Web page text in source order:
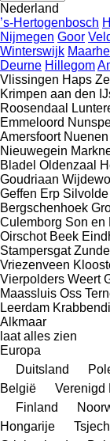
Nederland
’s-Hertogenbosch
Nijmegen Goor
Winterswijk
Deurne Hillegom
Vlissingen Haps
Krimpen aan den
Roosendaal
Emmeloord
Amersfoort Nuenen
Nieuwegein
Bladel Oldenzaal
Goudriaan
Geffen Erp Silvolde
Bergschenhoek
Culemborg Son en
Oirschot Beek
Stampersgat
Vriezenveen
Vierpolders Weert
Maassluis Oss
Leerdam
Alkmaar
laat alles zien
Europa
Duitsland
België
Verenigd
Finland
Hongarije